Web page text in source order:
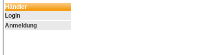
Händler
Login
Anmeldung